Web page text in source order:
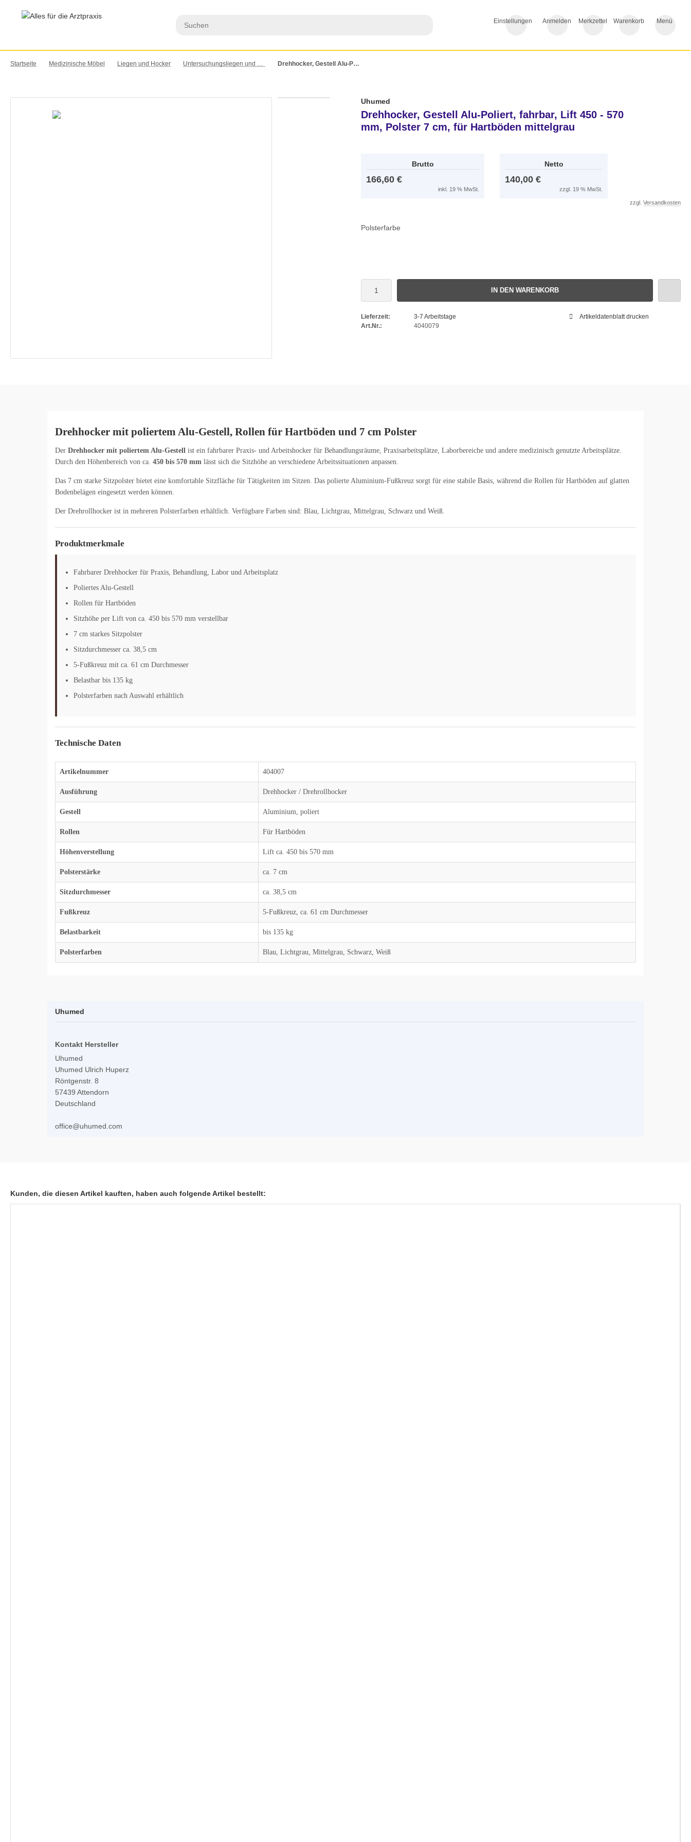
Einstellungen Anmelden Merkzettel Warenkorb Menü
Startseite Medizinische Möbel Liegen und Hocker Untersuchungsliegen und Hocker Drehhocker, Gestell Alu-Poliert, fahrbar, Lift 450 - 570 mm, Polster 7 cm, für Hartböden mittelgrau
Uhumed
Drehhocker, Gestell Alu-Poliert, fahrbar, Lift 450 - 570
mm, Polster 7 cm, für Hartböden mittelgrau
Brutto
166,60 €
inkl. 19 % MwSt.
Netto
140,00 €
zzgl. 19 % MwSt.
zzgl. Versandkosten
Polsterfarbe
IN DEN WARENKORB
Lieferzeit:
3-7 Arbeitstage
Art.Nr.:
4040079
Artikeldatenblatt drucken
Drehhocker mit poliertem Alu-Gestell, Rollen für Hartböden und 7 cm Polster
Der Drehhocker mit poliertem Alu-Gestell ist ein fahrbarer Praxis- und Arbeitshocker für Behandlungsräume, Praxisarbeitsplätze, Laborbereiche und andere medizinisch genutzte Arbeitsplätze.
Durch den Höhenbereich von ca. 450 bis 570 mm lässt sich die Sitzhöhe an verschiedene Arbeitssituationen anpassen.
Das 7 cm starke Sitzpolster bietet eine komfortable Sitzfläche für Tätigkeiten im Sitzen. Das polierte Aluminium-Fußkreuz sorgt für eine stabile Basis, während die Rollen für Hartböden auf glatten
Bodenbelägen eingesetzt werden können.
Der Drehrollhocker ist in mehreren Polsterfarben erhältlich. Verfügbare Farben sind: Blau, Lichtgrau, Mittelgrau, Schwarz und Weiß.
Produktmerkmale
Fahrbarer Drehhocker für Praxis, Behandlung, Labor und Arbeitsplatz
Poliertes Alu-Gestell
Rollen für Hartböden
Sitzhöhe per Lift von ca. 450 bis 570 mm verstellbar
7 cm starkes Sitzpolster
Sitzdurchmesser ca. 38,5 cm
5-Fußkreuz mit ca. 61 cm Durchmesser
Belastbar bis 135 kg
Polsterfarben nach Auswahl erhältlich
Technische Daten
Artikelnummer 404007
Ausführung Drehhocker / Drehrollhocker
Gestell Aluminium, poliert
Rollen Für Hartböden
Höhenverstellung Lift ca. 450 bis 570 mm
Polsterstärke ca. 7 cm
Sitzdurchmesser ca. 38,5 cm
Fußkreuz 5-Fußkreuz, ca. 61 cm Durchmesser
Belastbarkeit bis 135 kg
Polsterfarben Blau, Lichtgrau, Mittelgrau, Schwarz, Weiß
Uhumed
Kontakt Hersteller
Uhumed
Uhumed Ulrich Huperz
Röntgenstr. 8
57439 Attendorn
Deutschland
office@uhumed.com
Kunden, die diesen Artikel kauften, haben auch folgende Artikel bestellt: